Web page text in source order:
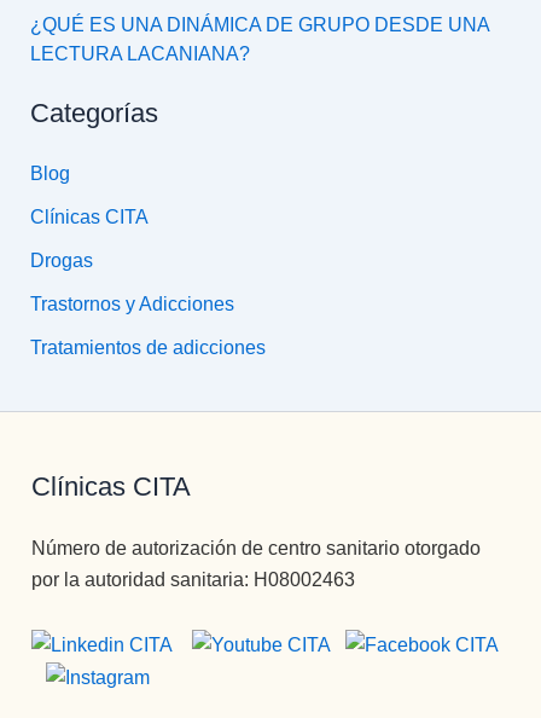
¿QUÉ ES UNA DINÁMICA DE GRUPO DESDE UNA
LECTURA LACANIANA?
Categorías
Blog
Clínicas CITA
Drogas
Trastornos y Adicciones
Tratamientos de adicciones
Clínicas CITA
Número de autorización de centro sanitario otorgado
por la autoridad sanitaria: H08002463